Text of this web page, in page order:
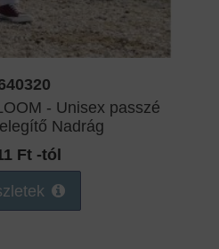
- Unisex passzé
Nadrág
Ft -tól